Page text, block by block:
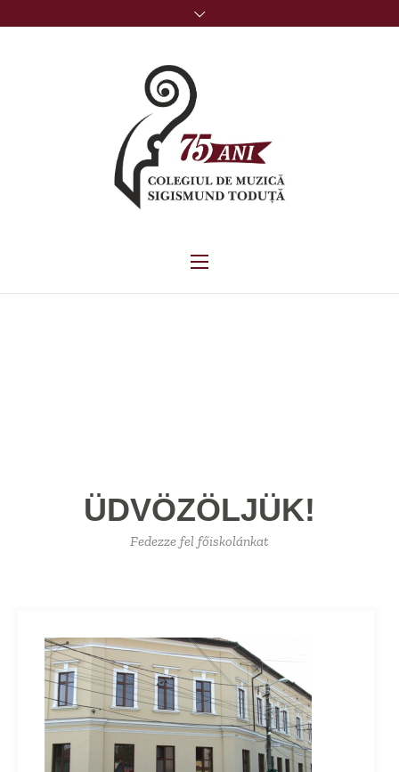
ÜDVÖZÖLJÜK!
Fedezze fel főiskolánkat